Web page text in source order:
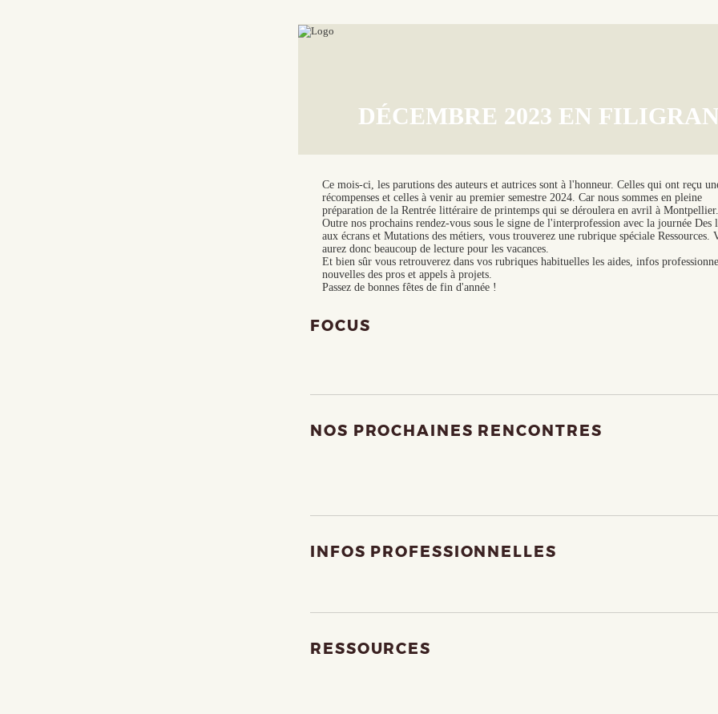
DÉCEMBRE 2023 EN
Ce mois-ci, les parutions des auteurs et autrices sont à l'honneur. Celles qui ont reçu
récompenses et celles à venir au premier semestre 2024. Car nous sommes en pleine
préparation de la Rentrée littéraire de printemps qui se déroulera en avril à
Outre nos prochains rendez-vous sous le signe de l'interprofession avec la journée Des
aux écrans et Mutations des métiers, vous trouverez une rubrique spéciale Ressources.
aurez donc beaucoup de lecture pour les vacances.
Et bien sûr vous retrouverez dans vos rubriques habituelles les aides, infos
nouvelles des pros et appels à projets.
Passez de bonnes fêtes de fin d'année !
FOCUS
NOS PROCHAINES RENCONTRES
INFOS PROFESSIONNELLES
RESSOURCES